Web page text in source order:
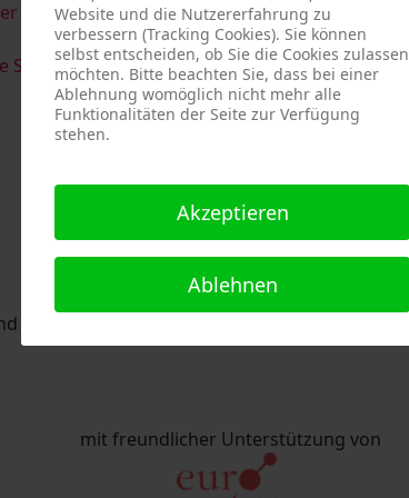
& Serge DevadderundRolf Thärichen
Strack
Eric Schaftlein organisiert.
mit freundlicher Unterstützung von
Website und die Nutzererfahrung zu
verbessern (Tracking Cookies). Sie können
selbst entscheiden, ob Sie die Cookies zulassen
möchten. Bitte beachten Sie, dass bei einer
Ablehnung womöglich nicht mehr alle
Funktionalitäten der Seite zur Verfügung
stehen.
Akzeptieren
Ablehnen